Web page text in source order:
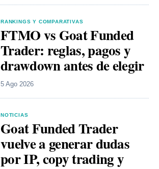
RANKINGS Y COMPARATIVAS
FTMO vs Goat Funded
Trader: reglas, pagos y
drawdown antes de elegir
5 Ago 2026
NOTICIAS
Goat Funded Trader
vuelve a generar dudas
por IP, copy trading y